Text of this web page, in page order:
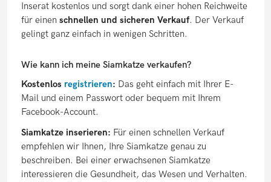
Inserat kostenlos und sorgt dank einer hohen Reichweite
für einen schnellen und sicheren Verkauf. Der Verkauf
gelingt ganz einfach in wenigen Schritten.
Wie kann ich meine Siamkatze verkaufen?
Kostenlos registrieren: Das geht einfach mit Ihrer E-
Mail und einem Passwort oder bequem mit Ihrem
Facebook-Account.
Siamkatze inserieren: Für einen schnellen Verkauf
empfehlen wir Ihnen, Ihre Siamkatze genau zu
beschreiben. Bei einer erwachsenen Siamkatze
interessieren die Gesundheit, das Wesen und Verhalten.